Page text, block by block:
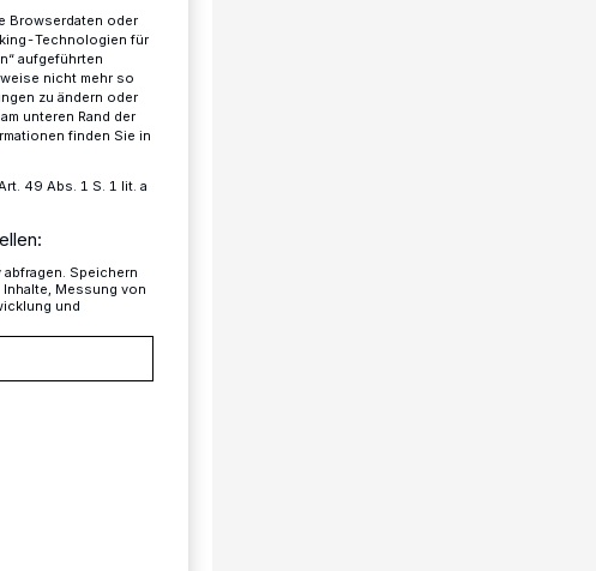
Browserdaten oder
Technologien für
aufgeführten
nicht mehr so
zu ändern oder
unteren Rand der
finden Sie in
49 Abs. 1 S. 1 lit. a
Speichern
Messung von
und